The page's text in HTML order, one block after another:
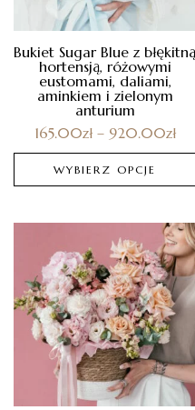
Bukiet Sugar Blue z błękitną
hortensją, różowymi
eustomami, daliami,
aminkiem i zielonym
anturium
165.00zł– 920.00zł
WYBIERZ OPCJE